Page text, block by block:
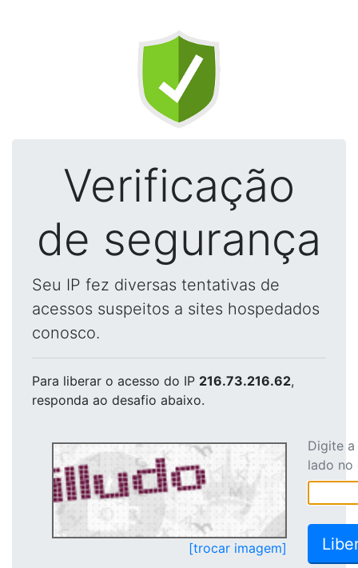
Verificação
de segurança
Seu IP fez diversas tentativas de
acessos suspeitos a sites hospedados
conosco.
Para liberar o acesso do IP 216.73.216.62,
responda ao desafio abaixo.
[trocar imagem]
Digite
lado no